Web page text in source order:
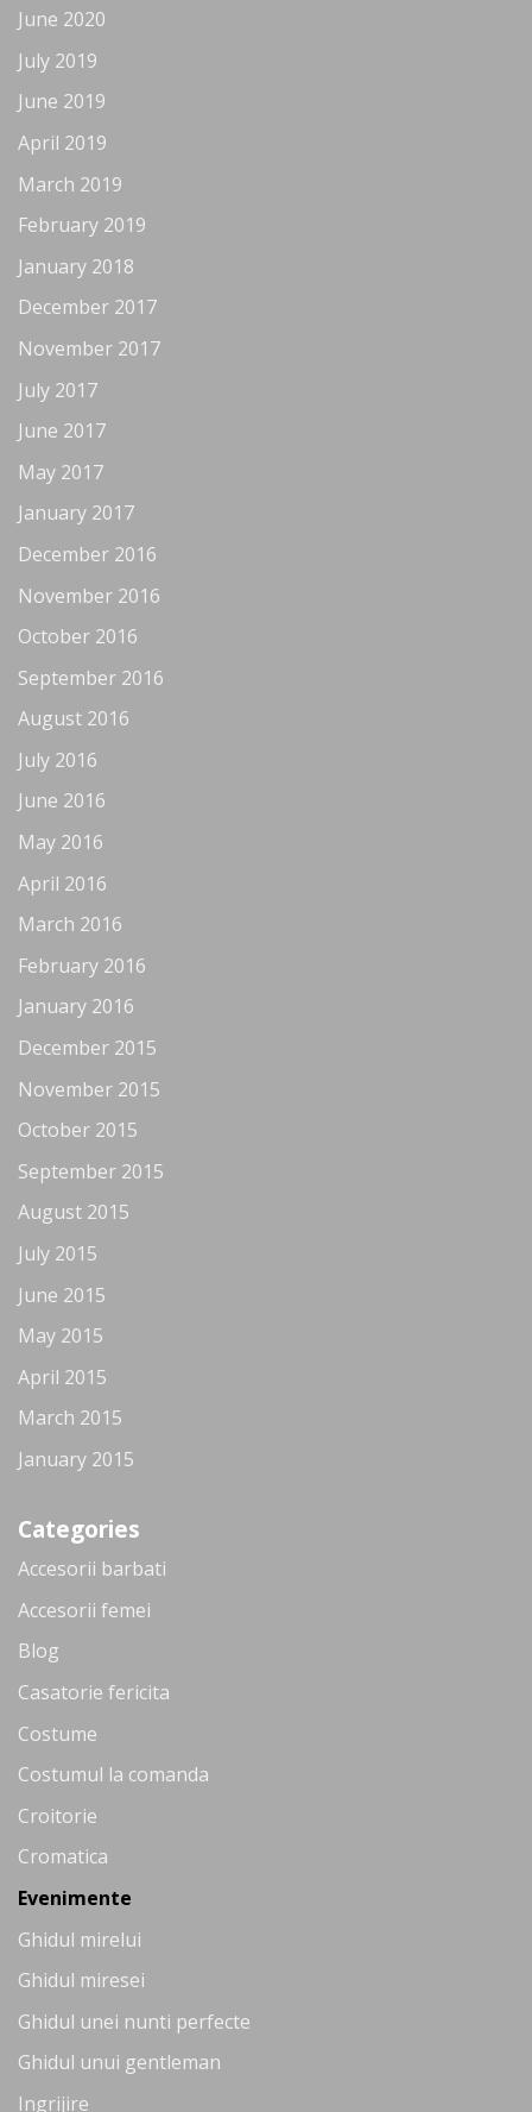
June 2020
July 2019
June 2019
April 2019
March 2019
February 2019
January 2018
December 2017
November 2017
July 2017
June 2017
May 2017
January 2017
December 2016
November 2016
October 2016
September 2016
August 2016
July 2016
June 2016
May 2016
April 2016
March 2016
February 2016
January 2016
December 2015
November 2015
October 2015
September 2015
August 2015
July 2015
June 2015
May 2015
April 2015
March 2015
January 2015
Categories
Accesorii barbati
Accesorii femei
Blog
Casatorie fericita
Costume
Costumul la comanda
Croitorie
Cromatica
Evenimente
Ghidul mirelui
Ghidul miresei
Ghidul unei nunti perfecte
Ghidul unui gentleman
Ingrijire